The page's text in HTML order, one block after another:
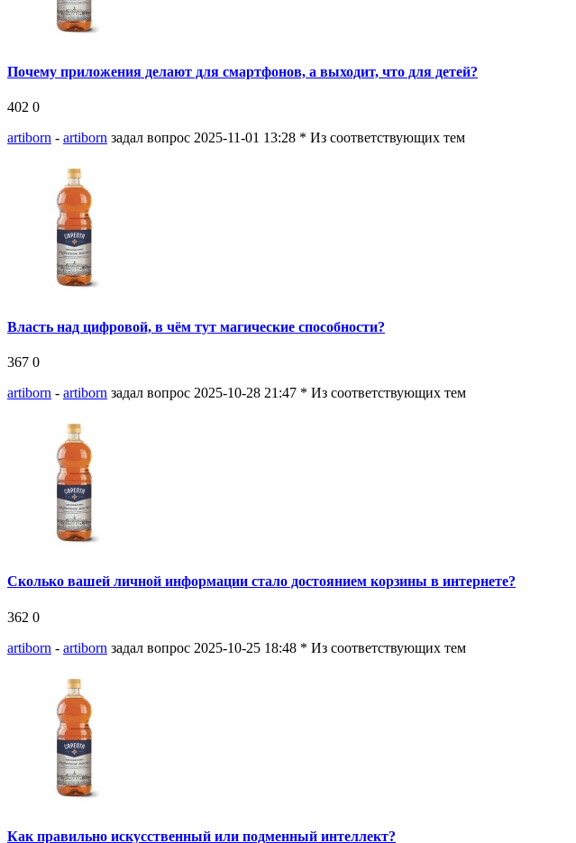
Почему приложения делают для смартфонов, а выходит, что для детей?
402 0
artiborn - artiborn задал вопрос 2025-11-01 13:28 * Из соответствующих тем
Власть над цифровой, в чём тут магические способности?
367 0
artiborn - artiborn задал вопрос 2025-10-28 21:47 * Из соответствующих тем
Сколько вашей личной информации стало достоянием корзины в интернете?
362 0
artiborn - artiborn задал вопрос 2025-10-25 18:48 * Из соответствующих тем
Как правильно искусственный или подменный интеллект?